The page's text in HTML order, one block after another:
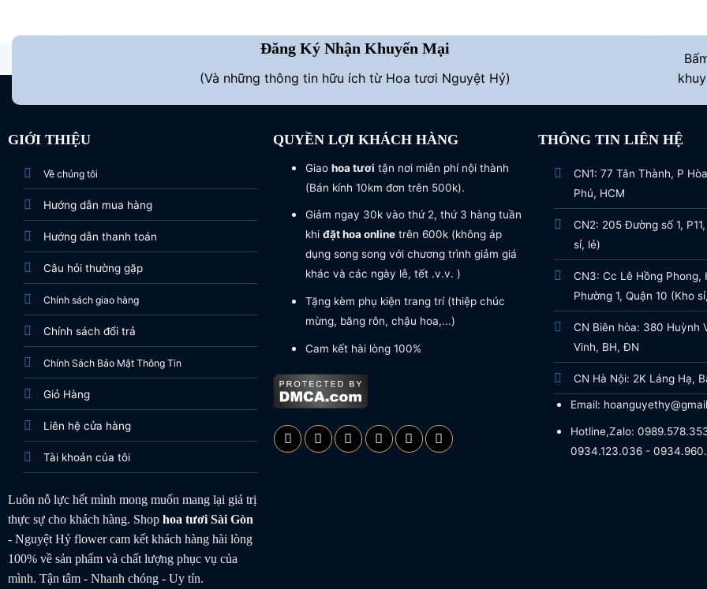
Đăng Ký Nhận Khuyến Mại
(Và những thông tin hữu ích từ Hoa tươi Nguyệt Hỷ)
GIỚI THIỆU
Về chúng tôi
Hướng dẫn mua hàng
Hướng dẫn thanh toán
Câu hỏi thường gặp
Chính sách giao hàng
Chính sách đổi trả
Chính Sách Bảo Mật Thông Tin
Giỏ Hàng
Liên hệ cửa hàng
Tài khoản của tôi
Luôn nỗ lực hết mình mong muốn mang lại giá trị
thực sự cho khách hàng. Shop hoa tươiSài Gòn
- Nguyệt Hỷ flower cam kết khách hàng hài lòng
100% về sản phẩm và chất lượng phục vụ của
mình. Tận tâm - Nhanh chóng - Uy tín.
QUYỀN LỢI KHÁCH HÀNG
Giao hoa tươi tận nơi miễn phí nội thành
(Bán kính 10km đơn trên 500k).
Giảm ngay 30k vào thứ 2, thứ 3 hàng tuần
khi đặt hoa onlinetrên 600k (không áp
dụng song song với chương trình giảm giá
khác và các ngày lễ, tết .v.v. )
Tặng kèm phụ kiện trang trí (thiệp chúc
mừng, băng rôn, chậu hoa,...)
Cam kết hài lòng 100%
THÔNG TIN LIÊN HỆ
CN1: 77 Tân Thành, P
Phú, HCM
CN2: 205 Đường số 1,
sỉ, lẻ)
CN3: Cc Lê Hồng Phong,
Phường 1, Quận 10 (Kho
CN Biên hòa: 380 Huỳnh
Vinh, BH, ĐN
CN Hà Nội: 2K Láng Hạ,
Email:
Hotline,Zalo:
0934.123.036 -